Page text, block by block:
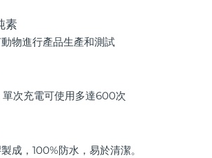
素
物進行產品生產和測試
單次充電可使用多達600次
成，100%防水，易於清潔。